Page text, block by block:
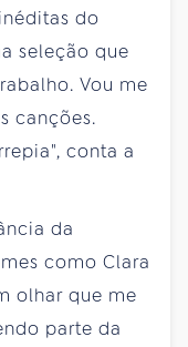
do
seleção que
Vou me
canções.
conta a
da
como Clara
olhar que me
parte da